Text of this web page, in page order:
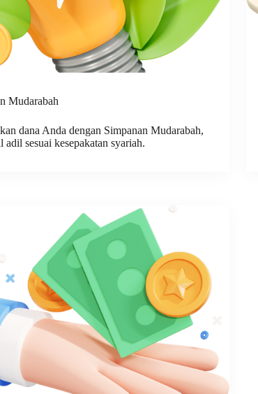
Mudarabah
dana Anda dengan Simpanan Mudarabah,
adil sesuai kesepakatan syariah.